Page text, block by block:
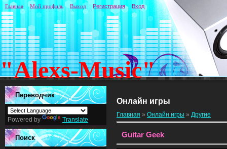
"Alexs-Music"
Главная Мой профиль Выход Регистрация Вход
Переводчик
Powered by Translate
Поиск
Онлайн игры
Главная » Онлайн игры » Другие
Guitar Geek